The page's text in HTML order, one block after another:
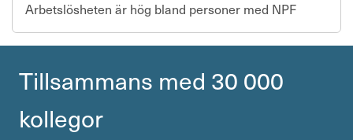
Arbetslösheten är hög bland personer med NPF
Till­sam­mans med 30 000
kollegor